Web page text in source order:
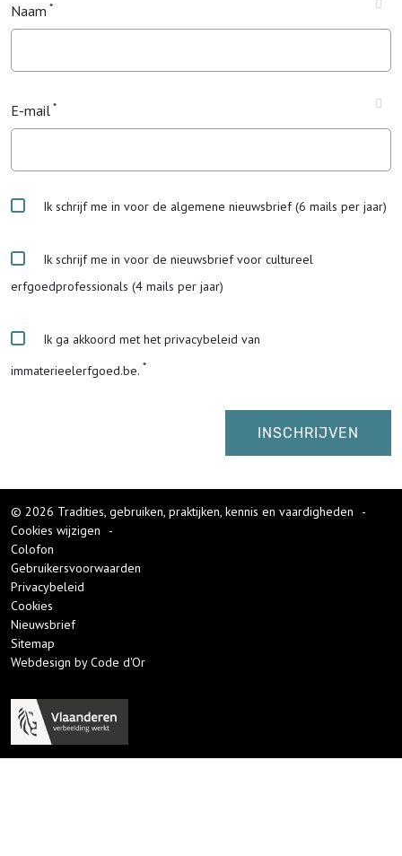
Naam
E-mail
Ik schrijf me in voor de algemene nieuwsbrief (6 mails per jaar)
Ik schrijf me in voor de nieuwsbrief voor cultureel
erfgoedprofessionals (4 mails per jaar)
Ik ga akkoord met het privacybeleid van
immaterieelerfgoed.be.
© 2026 Tradities, gebruiken, praktijken, kennis en vaardigheden
-
Cookies wijzigen
-
Colofon
Gebruikersvoorwaarden
Privacybeleid
Cookies
Nieuwsbrief
Sitemap
Webdesign by Code d'Or